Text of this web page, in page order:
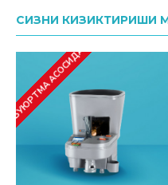
СИЗНИ КИЗИКТИРИШИ
БУЮРТМА АСОСИДА